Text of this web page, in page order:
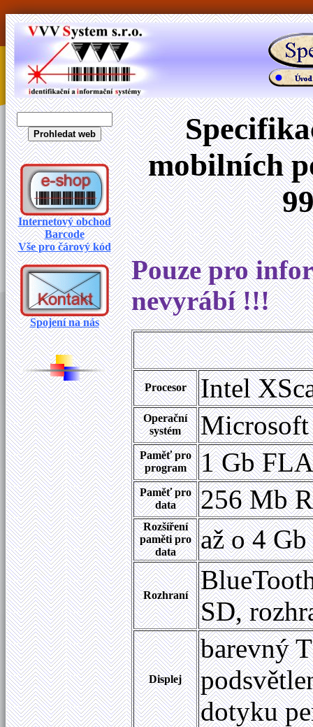
Internetový obchod
Barcode
Vše pro čárový kód
Spojení na nás
mobilních
Pouze pro
nevyrábí !!!
Procesor Intel
Operační
systém
Microsoft
Paměť pro
program
1 Gb
Paměť pro
data
256 Mb
Rozšíření
paměti pro
data
až o 4
Rozhraní
SD,
Displej
barevný
dotyku